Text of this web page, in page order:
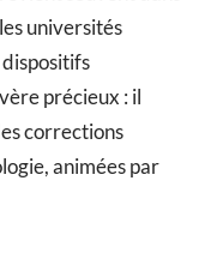
universités
dispositifs
précieux : il
corrections
animées par